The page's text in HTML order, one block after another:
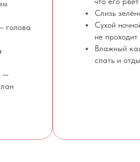
—
Слизь
Сухой
не
Влажный
спать и